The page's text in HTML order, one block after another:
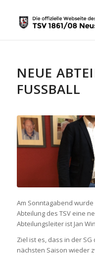
NEUE
FUSSBALL
Am Sonntagabend
Abteilung des TSV eine
Abteilungsleiter ist Jan
Ziel ist es, dass in der SG
nächsten Saison wieder